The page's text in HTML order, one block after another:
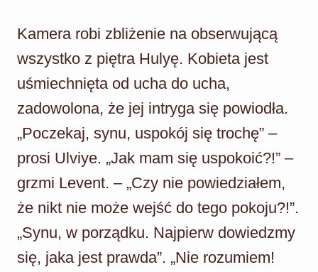
Kamera robi zbliżenie na obserwującą
wszystko z piętra Hulyę. Kobieta jest
uśmiechnięta od ucha do ucha,
zadowolona, że jej intryga się powiodła.
„Poczekaj, synu, uspokój się trochę” –
prosi Ulviye. „Jak mam się uspokoić?!” –
grzmi Levent. – „Czy nie powiedziałem,
że nikt nie może wejść do tego pokoju?!”.
„Synu, w porządku. Najpierw dowiedzmy
się, jaka jest prawda”. „Nie rozumiem!